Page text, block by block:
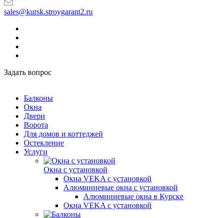
sales@kursk.stroygarant2.ru
Задать вопрос
Балконы
Окна
Двери
Ворота
Для домов и коттеджей
Остекление
Услуги
Окна с установкой
Окна VEKA с установкой
Алюминиевые окна с установкой
Алюминиевые окна в Курске
Окна VEKA с установкой